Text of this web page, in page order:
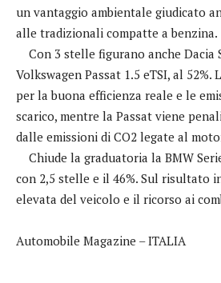
un vantaggio ambientale giudicato
alle tradizionali compatte a benzina.
Con 3 stelle figurano anche Dacia
Volkswagen Passat 1.5 eTSI, al 52%.
per la buona efficienza reale e le
scarico, mentre la Passat viene
dalle emissioni di CO2 legate al
Chiude la graduatoria la BMW
con 2,5 stelle e il 46%. Sul risultato
elevata del veicolo e il ricorso ai
Automobile Magazine – ITALIA